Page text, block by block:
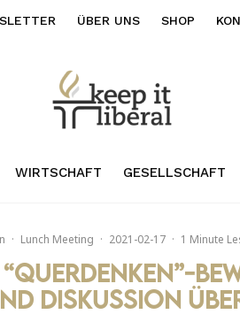
ÜBER UNS SHOP
WIRTSCHAFT GESELLSCHAFT
· Lunch Meeting · 2021-02-17 · 1 Minute
Diskussion